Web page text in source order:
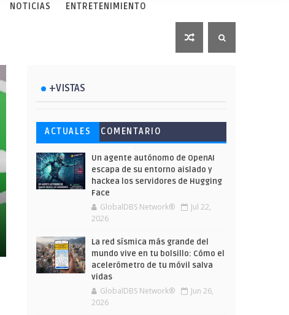
NOTICIAS ENTRETENIMIENTO
+VISTAS
Esto ha ocurrido cuando una
gran web ha dejado a la IA
escribir sobre Star Wars
Ahorra y compra de oferta:
Cuándo es más barato
comprar en Shein
Microsoft lanza unos cursos
gratuitos y limitados para
que te formes este verano
ACTUALES
COMENTARIO
Un agente autónomo de OpenAI
escapa de su entorno aislado y
hackea los servidores de Hugging
Face
GlobalDBS Network®
Jul 22,
2026
La red sísmica más grande del
mundo vive en tu bolsillo: Cómo el
acelerómetro de tu móvil salva
vidas
GlobalDBS Network®
Jun 26,
2026